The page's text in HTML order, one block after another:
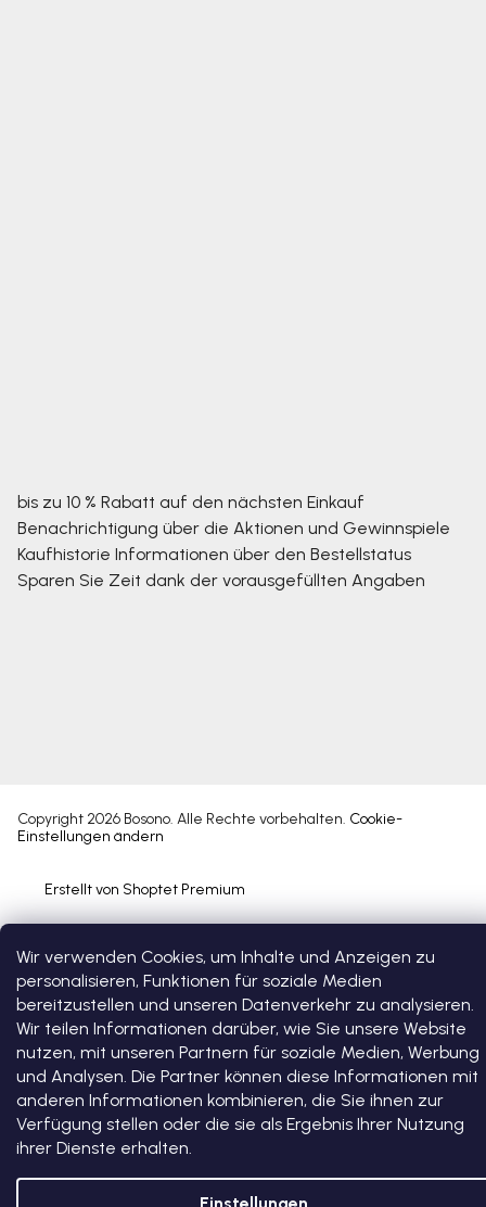
Wir verwenden Cookies, um Inhalte und Anzeigen zu
personalisieren, Funktionen für soziale Medien
bereitzustellen und unseren Datenverkehr zu analysieren.
Wir teilen Informationen darüber, wie Sie unsere Website
nutzen, mit unseren Partnern für soziale Medien, Werbung
und Analysen. Die Partner können diese Informationen mit
anderen Informationen kombinieren, die Sie ihnen zur
Verfügung stellen oder die sie als Ergebnis Ihrer Nutzung
ihrer Dienste erhalten.
bis zu 10 % Rabatt auf den nächsten Einkauf
Benachrichtigung über die Aktionen und Gewinnspiele
Kaufhistorie Informationen über den Bestellstatus
Sparen Sie Zeit dank der vorausgefüllten Angaben
Erstellt von Shoptet Premium
Copyright 2026 Bosono. Alle Rechte vorbehalten. Cookie-
Einstellungen ändern